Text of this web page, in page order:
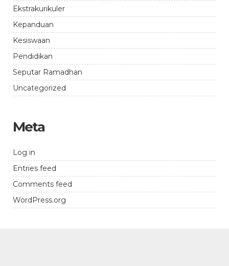
Ekstrakurikuler
Kepanduan
Kesiswaan
Pendidikan
Seputar Ramadhan
Uncategorized
Meta
Log in
Entries feed
Comments feed
WordPress.org